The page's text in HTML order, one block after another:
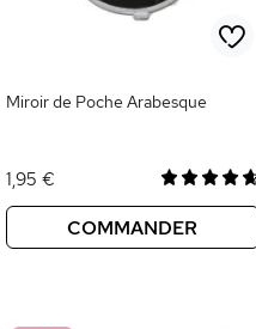
Miroir de Poche Arabesque
1,95 €
COMMANDER